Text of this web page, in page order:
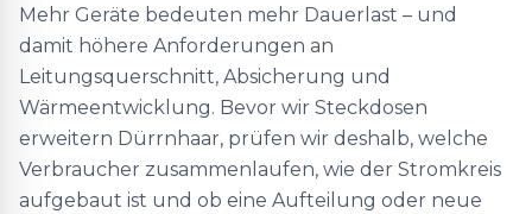
Mehr Geräte bedeuten mehr Dauerlast – und
damit höhere Anforderungen an
Leitungsquerschnitt, Absicherung und
Wärmeentwicklung. Bevor wir Steckdosen
erweitern Dürrnhaar, prüfen wir deshalb, welche
Verbraucher zusammenlaufen, wie der Stromkreis
aufgebaut ist und ob eine Aufteilung oder neue